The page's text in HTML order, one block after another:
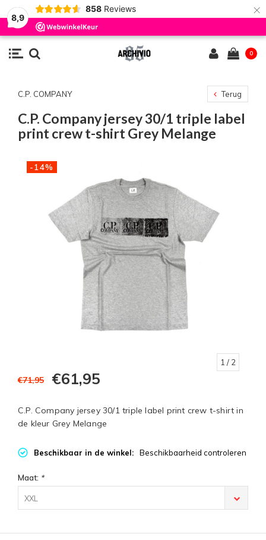
8,9
858 Reviews ×
0
C.P. COMPANY Terug
C.P. Company jersey 30/1 triple label
print crew t-shirt Grey Melange
-14%
1 / 2
€71,95 €61,95
C.P. Company jersey 30/1 triple label print crew t-shirt in
de kleur Grey Melange
Beschikbaar in de winkel: Beschikbaarheid controleren
Maat: *
XXL